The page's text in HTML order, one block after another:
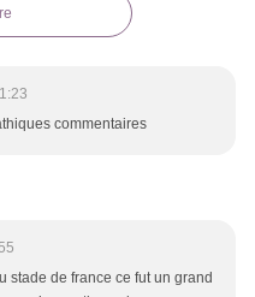
commentaires
stade de france ce fut un grand